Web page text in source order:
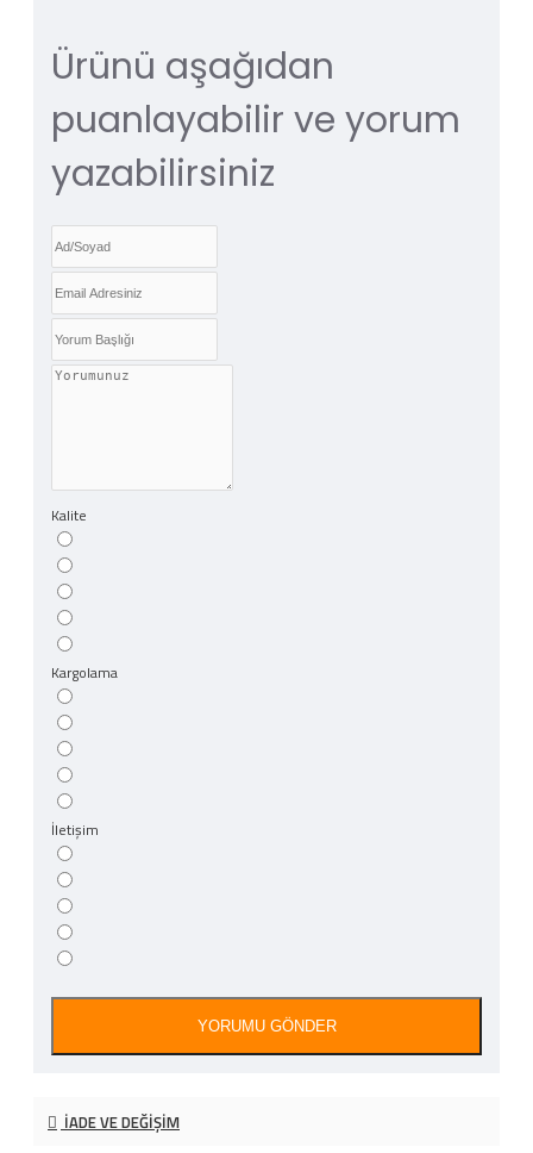
Ürünü aşağıdan
puanlayabilir ve yorum
yazabilirsiniz
Kalite
Kargolama
İletişim
YORUMU GÖNDER
İADE VE DEĞIŞIM